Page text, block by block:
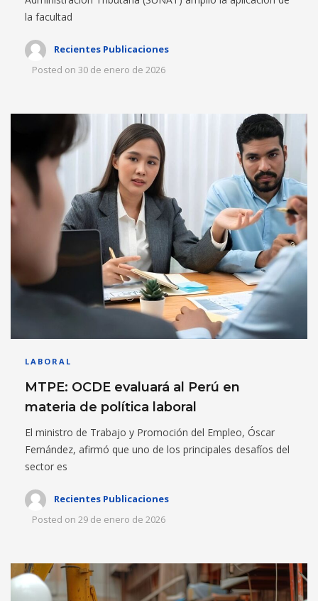
la facultad
Recientes Publicaciones
Posted on 30 de enero de 2026
LABORAL
MTPE: OCDE evaluará al Perú en
materia de política laboral
El ministro de Trabajo y Promoción del Empleo, Óscar
Fernández, afirmó que uno de los principales desafíos del
sector es
Recientes Publicaciones
Posted on 29 de enero de 2026